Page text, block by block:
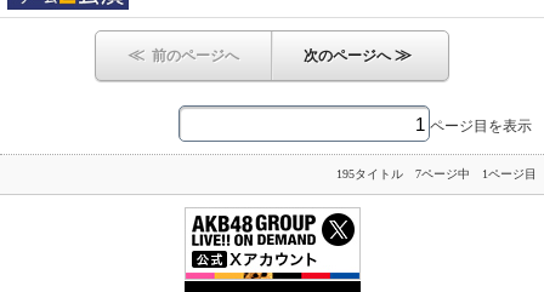
≪ 前のページへ 次のページへ≫
ページ目を表示
195タイトル 7ページ中 1ページ目